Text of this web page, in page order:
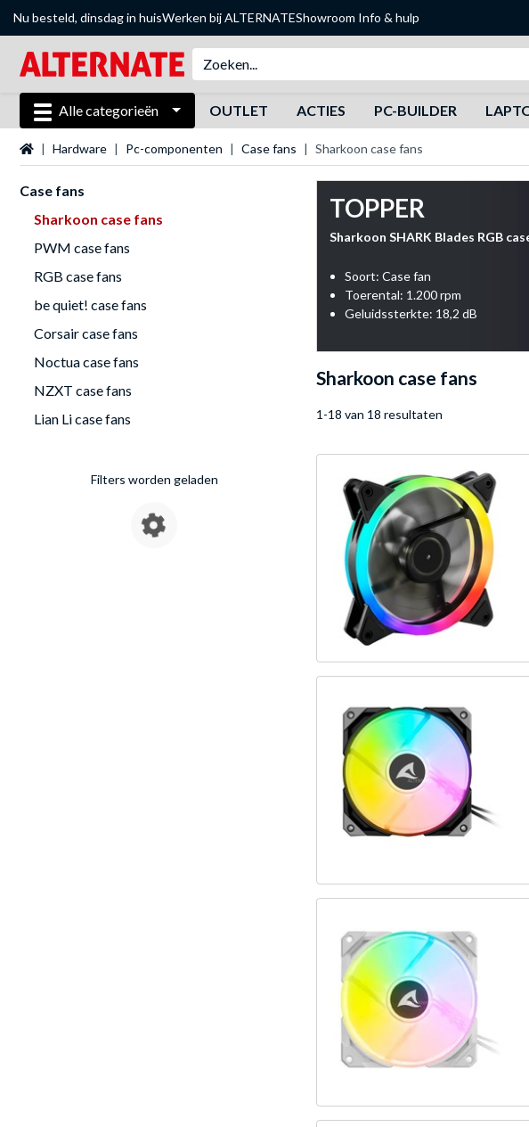
Nu besteld, dinsdag in huisWerken bij ALTERNATEShowroom Info & hulp
Alle categorieën OUTLET ACTIES PC-BUILDER
Startpagina
Hardware Pc-componenten Case fans Sharkoon case fans
Case fans
Sharkoon case fans
PWM case fans
RGB case fans
be quiet! case fans
Corsair case fans
Noctua case fans
NZXT case fans
Lian Li case fans
Filters worden geladen
TOPPER
Sharkoon SHARK Blades RGB
Soort: Case fan
Toerental: 1.200 rpm
Geluidssterkte: 18,2 dB
Sharkoon case fans
1-18 van 18 resultaten